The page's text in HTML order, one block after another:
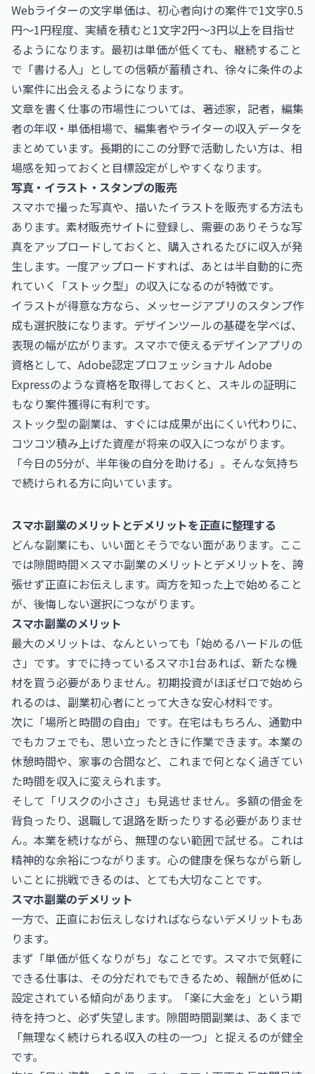
Webライターの文字単価は、初心者向けの案件で1文字0.5
円〜1円程度、実績を積むと1文字2円〜3円以上を目指せ
るようになります。最初は単価が低くても、継続すること
で「書ける人」としての信頼が蓄積され、徐々に条件のよ
い案件に出会えるようになります。
文章を書く仕事の市場性については、 著述家，記者，編集
者の年収・単価相場で、編集者やライターの収入データを
まとめています。長期的にこの分野で活動したい方は、相
場感を知っておくと目標設定がしやすくなります。
写真・イラスト・スタンプの販売
スマホで撮った写真や、描いたイラストを販売する方法も
あります。素材販売サイトに登録し、需要のありそうな写
真をアップロードしておくと、購入されるたびに収入が発
生します。一度アップロードすれば、あとは半自動的に売
れていく「ストック型」の収入になるのが特徴です。
イラストが得意な方なら、メッセージアプリのスタンプ作
成も選択肢になります。デザインツールの基礎を学べば、
表現の幅が広がります。スマホで使えるデザインアプリの
資格として、 Adobe認定プロフェッショナル Adobe
Expressのような資格を取得しておくと、スキルの証明に
もなり案件獲得に有利です。
ストック型の副業は、すぐには成果が出にくい代わりに、
コツコツ積み上げた資産が将来の収入につながります。
「今日の5分が、半年後の自分を助ける」。そんな気持ち
で続けられる方に向いています。
スマホ副業のメリットとデメリットを正直に整理する
どんな副業にも、いい面とそうでない面があります。ここ
では隙間時間×スマホ副業のメリットとデメリットを、誇
張せず正直にお伝えします。両方を知った上で始めること
が、後悔しない選択につながります。
スマホ副業のメリット
最大のメリットは、なんといっても「始めるハードルの低
さ」です。すでに持っているスマホ1台あれば、新たな機
材を買う必要がありません。初期投資がほぼゼロで始めら
れるのは、副業初心者にとって大きな安心材料です。
次に「場所と時間の自由」です。在宅はもちろん、通勤中
でもカフェでも、思い立ったときに作業できます。本業の
休憩時間や、家事の合間など、これまで何となく過ぎてい
た時間を収入に変えられます。
そして「リスクの小ささ」も見逃せません。多額の借金を
背負ったり、退職して退路を断ったりする必要がありませ
ん。本業を続けながら、無理のない範囲で試せる。これは
精神的な余裕につながります。心の健康を保ちながら新し
いことに挑戦できるのは、とても大切なことです。
スマホ副業のデメリット
一方で、正直にお伝えしなければならないデメリットもあ
ります。
まず「単価が低くなりがち」なことです。スマホで気軽に
できる仕事は、その分だれでもできるため、報酬が低めに
設定されている傾向があります。「楽に大金を」という期
待を持つと、必ず失望します。隙間時間副業は、あくまで
「無理なく続けられる収入の柱の一つ」と捉えるのが健全
です。